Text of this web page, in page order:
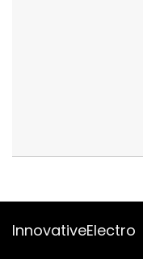
InnovativeElectro